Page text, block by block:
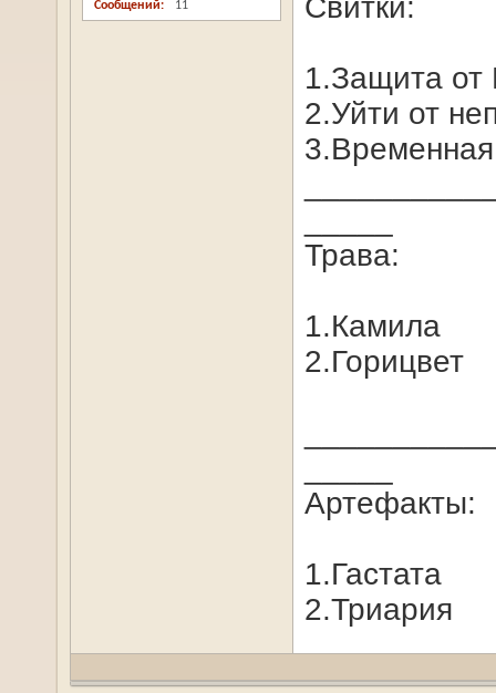
Сообщений 11
Свитки:
1.Защита от
2.Уйти от
Трава:
1.Камила
2.Горицвет
Артефакты:
1.Гастата
2.Триария